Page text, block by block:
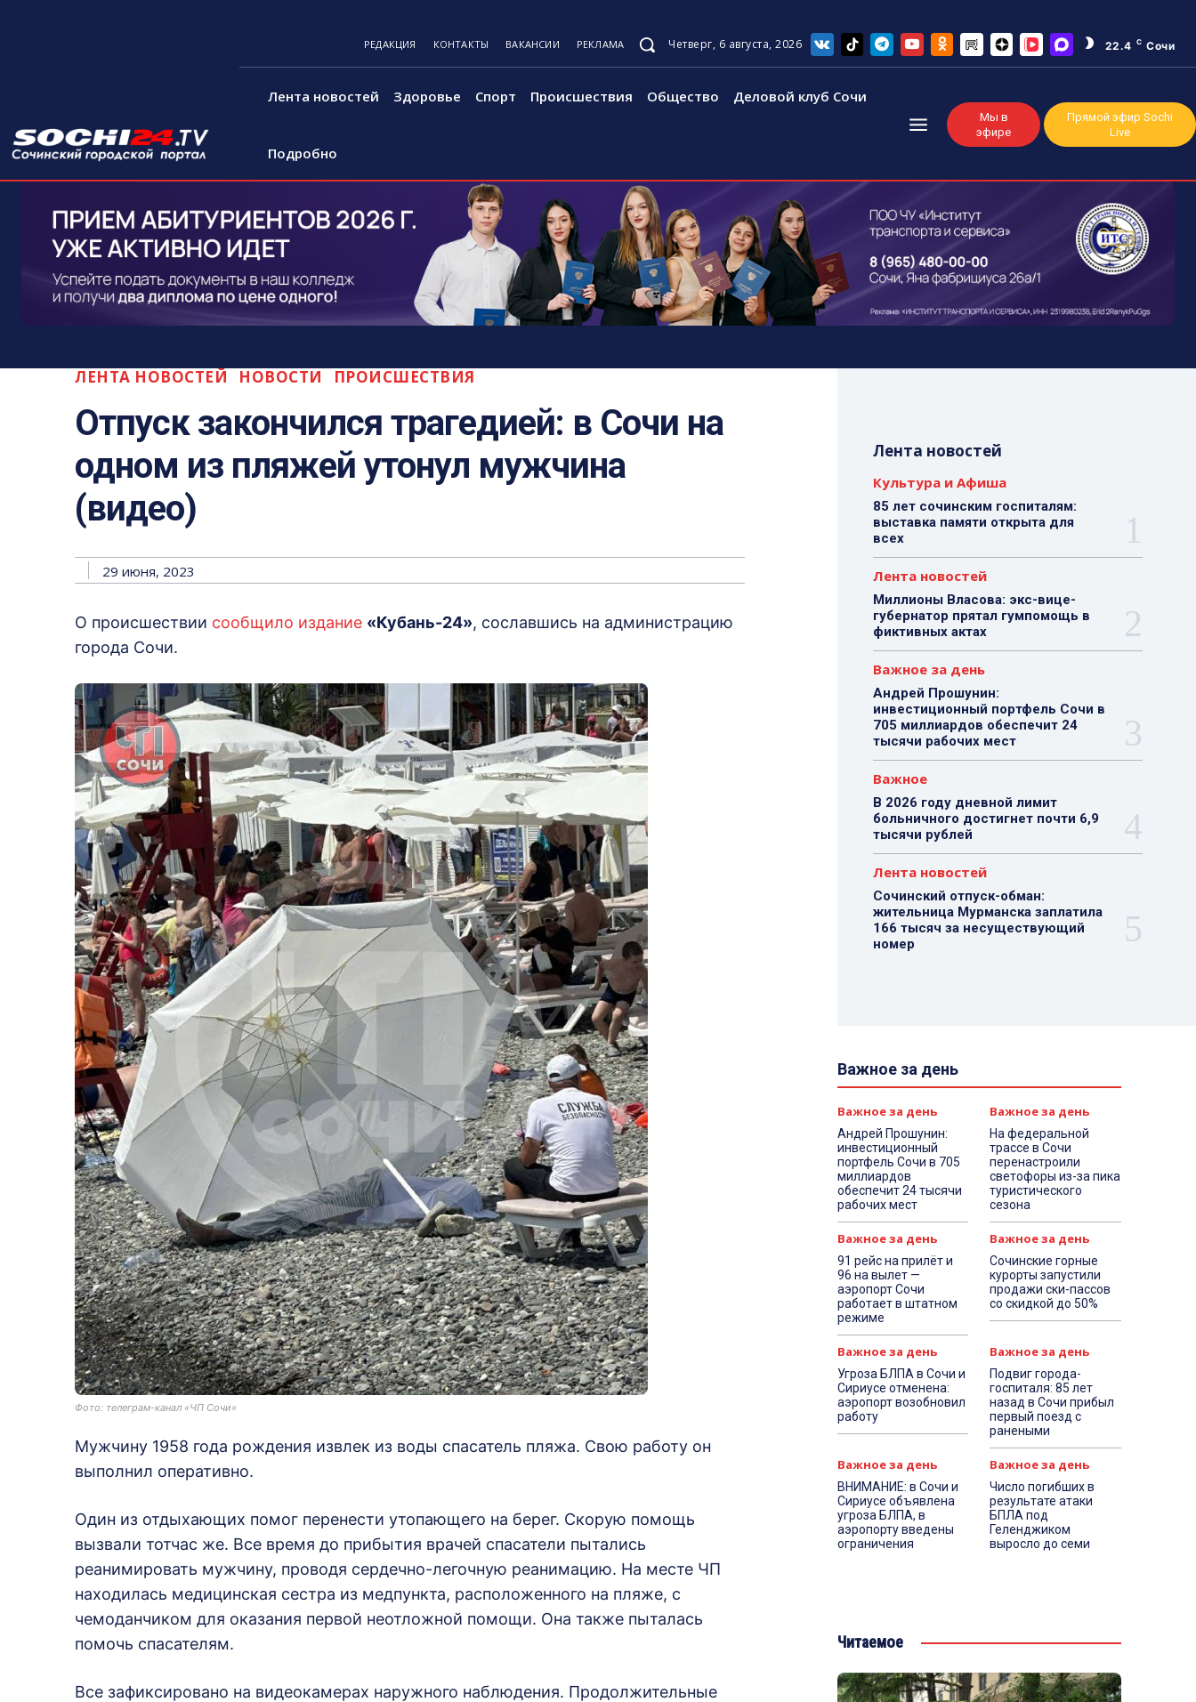
РЕДАКЦИЯ КОНТАКТЫ ВАКАНСИИ РЕКЛАМА Четверг, 6 августа, 2026 22.4 C Сочи
Лента новостей Здоровье Спорт Происшествия Общество Деловой клуб Сочи
Подробно
Мы в
эфире
Прямой эфир Sochi
Live
ЛЕНТА НОВОСТЕЙ НОВОСТИ ПРОИСШЕСТВИЯ
Отпуск закончился трагедией: в Сочи на
одном из пляжей утонул мужчина
(видео)
29 июня, 2023
О происшествии сообщило издание «Кубань-24», сославшись на администрацию
города Сочи.
Фото: телеграм-канал «ЧП Сочи»
Мужчину 1958 года рождения извлек из воды спасатель пляжа. Свою работу он
выполнил оперативно.
Один из отдыхающих помог перенести утопающего на берег. Скорую помощь
вызвали тотчас же. Все время до прибытия врачей спасатели пытались
реанимировать мужчину, проводя сердечно-легочную реанимацию. На месте ЧП
находилась медицинская сестра из медпункта, расположенного на пляже, с
чемоданчиком для оказания первой неотложной помощи. Она также пыталась
помочь спасателям.
Все зафиксировано на видеокамерах наружного наблюдения. Продолжительные
Лента новостей
Культура и Афиша
85 лет сочинским госпиталям:
выставка памяти открыта для
всех
Лента новостей
Миллионы Власова: экс-вице-
губернатор прятал гумпомощь в
фиктивных актах
Важное за день
Андрей Прошунин:
инвестиционный портфель Сочи в
705 миллиардов обеспечит 24
тысячи рабочих мест
Важное
В 2026 году дневной лимит
больничного достигнет почти 6,9
тысячи рублей
Лента новостей
Сочинский отпуск-обман:
жительница Мурманска заплатила
166 тысяч за несуществующий
номер
Важное за день
Важное за день
Андрей Прошунин:
инвестиционный
портфель Сочи в 705
миллиардов
обеспечит 24 тысячи
рабочих мест
Важное за день
На федеральной
трассе в Сочи
перенастроили
светофоры из-за пика
туристического
сезона
Важное за день
91 рейс на прилёт и
96 на вылет —
аэропорт Сочи
работает в штатном
режиме
Важное за день
Сочинские горные
курорты запустили
продажи ски-пассов
со скидкой до 50%
Важное за день
Угроза БЛПА в Сочи и
Сириусе отменена:
аэропорт возобновил
работу
Важное за день
Подвиг города-
госпиталя: 85 лет
назад в Сочи прибыл
первый поезд с
ранеными
Важное за день
ВНИМАНИЕ: в Сочи и
Сириусе объявлена
угроза БЛПА, в
аэропорту введены
ограничения
Важное за день
Число погибших в
результате атаки
БПЛА под
Геленджиком
выросло до семи
Читаемое